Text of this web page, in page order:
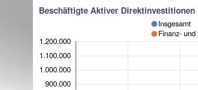
Beschäftigte Aktiver
900.000
1.000.000
1.100.000
1.200.000
Insgesamt
Finanz-